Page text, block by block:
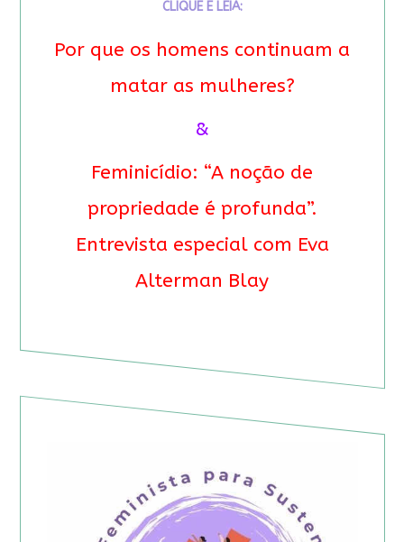
CLIQUE E LEIA:
Por que os homens continuam a
matar as mulheres?
&
Feminicídio: “A noção de
propriedade é profunda”.
Entrevista especial com Eva
Alterman Blay